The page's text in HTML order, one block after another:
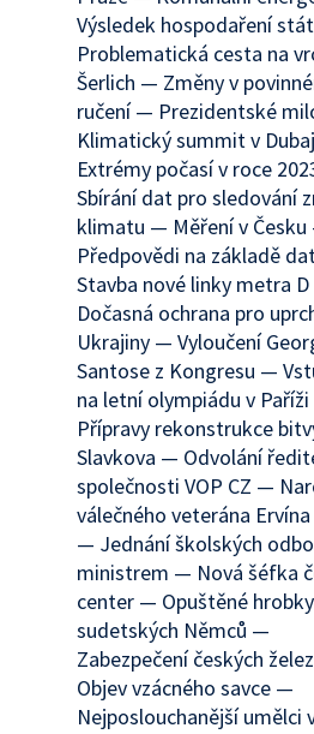
Výsledek hospodaření
Problematická cesta na
Šerlich — Změny v
ručení — Prezidentské
Klimatický summit v
Extrémy počasí v roce
Sbírání dat pro sledování
klimatu — Měření v
Předpovědi na základě
Stavba nové linky metra
Dočasná ochrana pro
Ukrajiny — Vyloučení
Santose z Kongresu —
na letní olympiádu v
Přípravy rekonstrukce
Slavkova — Odvolání
společnosti VOP CZ —
válečného veterána
— Jednání školských
ministrem — Nová šéfka
center — Opuštěné hrobky
sudetských Němců —
Zabezpečení českých
Objev vzácného savce —
Nejposlouchanější umělci